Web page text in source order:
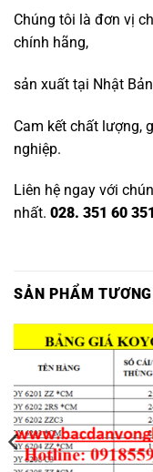
Chúng tôi là đơn vị
chính hãng,
sản xuất tại Nhật
Cam kết chất lượng,
nghiệp.
Liên hệ ngay với
nhất. 028. 351 60
SẢN PHẨM